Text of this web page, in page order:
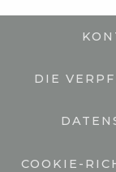
DIE
COOKIE-